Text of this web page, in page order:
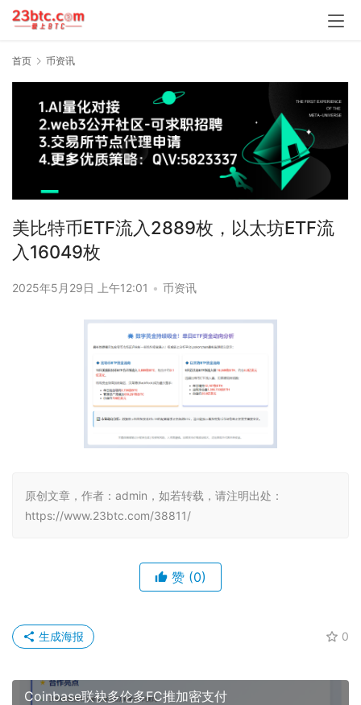
首页 币资讯
美比特币ETF流入2889枚，以太坊ETF流
入16049枚
2025年5月29日 上午12:01 • 币资讯
原创文章，作者：admin，如若转载，请注明出处：
https://www.23btc.com/38811/
赞 (0)
0
生成海报
Coinbase联袂多伦多FC推加密支付